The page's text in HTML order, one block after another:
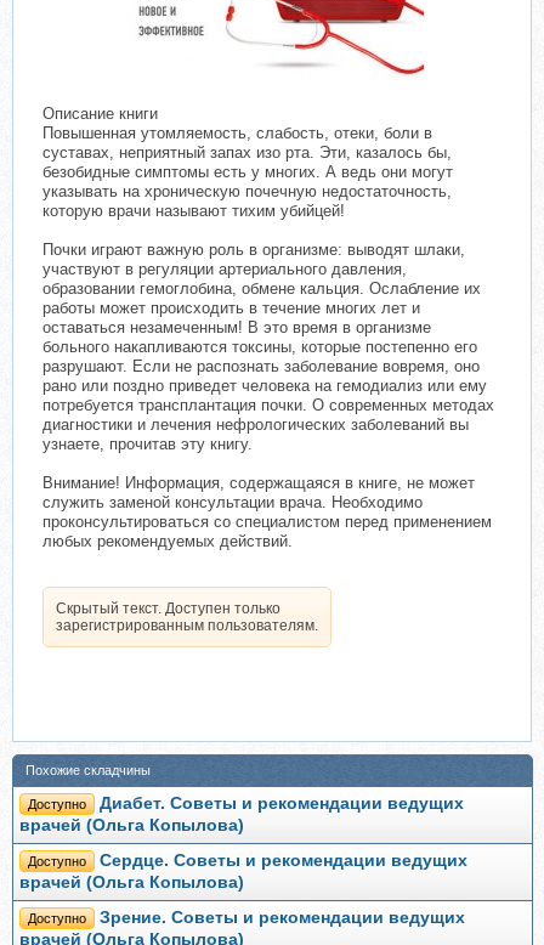
Описание книги
Повышенная утомляемость, слабость, отеки, боли в
суставах, неприятный запах изо рта. Эти, казалось бы,
безобидные симптомы есть у многих. А ведь они могут
указывать на хроническую почечную недостаточность,
которую врачи называют тихим убийцей!
Почки играют важную роль в организме: выводят шлаки,
участвуют в регуляции артериального давления,
образовании гемоглобина, обмене кальция. Ослабление их
работы может происходить в течение многих лет и
оставаться незамеченным! В это время в организме
больного накапливаются токсины, которые постепенно его
разрушают. Если не распознать заболевание вовремя, оно
рано или поздно приведет человека на гемодиализ или ему
потребуется трансплантация почки. О современных методах
диагностики и лечения нефрологических заболеваний вы
узнаете, прочитав эту книгу.
Внимание! Информация, содержащаяся в книге, не может
служить заменой консультации врача. Необходимо
проконсультироваться со специалистом перед применением
любых рекомендуемых действий.
Скрытый текст. Доступен только
зарегистрированным пользователям.
Похожие складчины
Доступно
Диабет. Советы и рекомендации ведущих
врачей (Ольга Копылова)
Доступно
Сердце. Советы и рекомендации ведущих
врачей (Ольга Копылова)
Доступно
Зрение. Советы и рекомендации ведущих
врачей (Ольга Копылова)